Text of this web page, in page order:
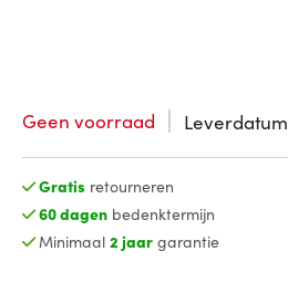
Geen voorraad Leverdatum
Gratis retourneren
60 dagenbedenktermijn
Minimaal 2 jaargarantie